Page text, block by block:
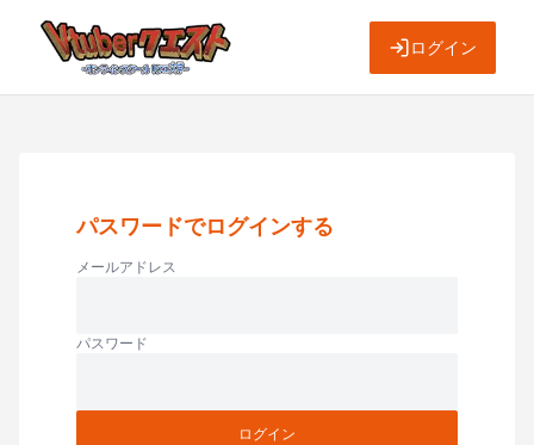
ログイン
パスワードでログインする
メールアドレス
パスワード
ログイン